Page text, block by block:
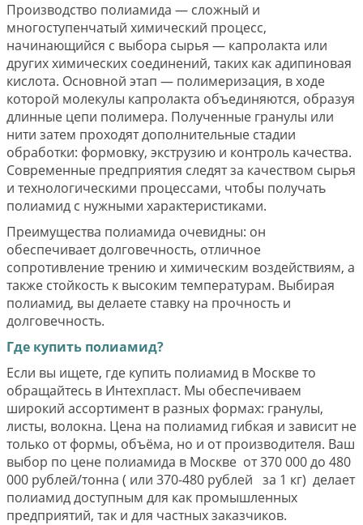
Производство полиамида — сложный и
многоступенчатый химический процесс,
начинающийся с выбора сырья — капролакта или
других химических соединений, таких как адипиновая
кислота. Основной этап — полимеризация, в ходе
которой молекулы капролакта объединяются, образуя
длинные цепи полимера. Полученные гранулы или
нити затем проходят дополнительные стадии
обработки: формовку, экструзию и контроль качества.
Современные предприятия следят за качеством сырья
и технологическими процессами, чтобы получать
полиамид с нужными характеристиками.
Преимущества полиамида очевидны: он
обеспечивает долговечность, отличное
сопротивление трению и химическим воздействиям, а
также стойкость к высоким температурам. Выбирая
полиамид, вы делаете ставку на прочность и
долговечность.
Где купить полиамид?
Если вы ищете, где купить полиамид в Москве то
обращайтесь в Интехпласт. Мы обеспечиваем
широкий ассортимент в разных формах: гранулы,
листы, волокна. Цена на полиамид гибкая и зависит не
только от формы, объёма, но и от производителя. Ваш
выбор по цене полиамида в Москве от 370 000 до 480
000 рублей/тонна ( или 370-480 рублей за 1 кг) делает
полиамид доступным для как промышленных
предприятий, так и для частных заказчиков.